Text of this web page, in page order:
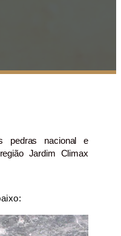
pedras nacional e
Jardim Climax